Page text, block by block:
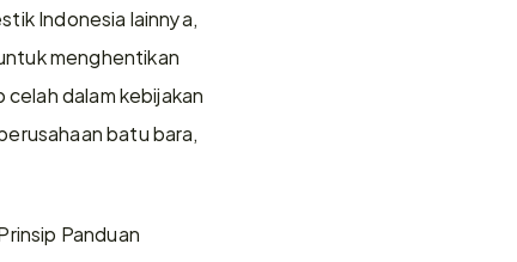
Indonesia lainnya,
menghentikan
dalam kebijakan
batu bara,
Panduan